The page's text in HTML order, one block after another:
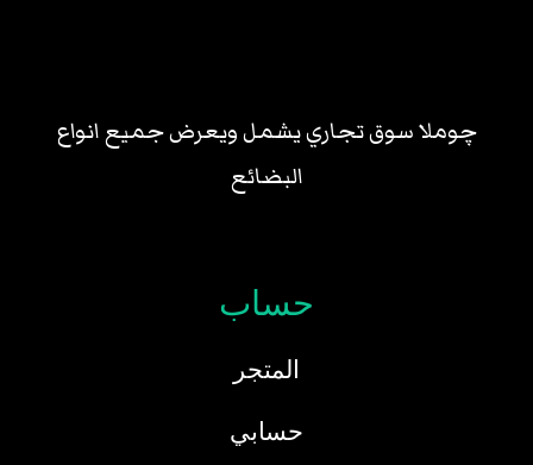
چوملا سوق تجاري يشمل ويعرض جميع انواع
البضائع
حساب
المتجر
حسابي